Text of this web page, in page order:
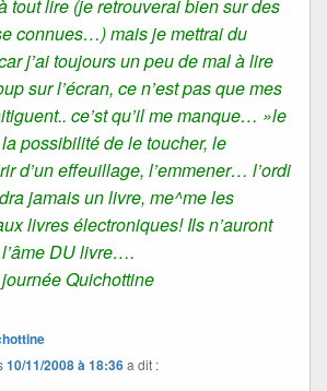
tout lire (je retrouverai bien sur des
connues…) mais je mettrai du
j’ai toujours un peu de mal à lire
sur l’écran, ce n’est pas que mes
ce’st qu’il me manque… »le
possibilité de le toucher, le
d’un effeuillage, l’emmener… l’ordi
jamais un livre, me^me les
livres électroniques! Ils n’auront
DU livre….
Quichottine
10/11/2008 à 18:36a dit :